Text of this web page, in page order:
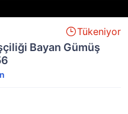
Tükeniyor
Bayan Gümüş